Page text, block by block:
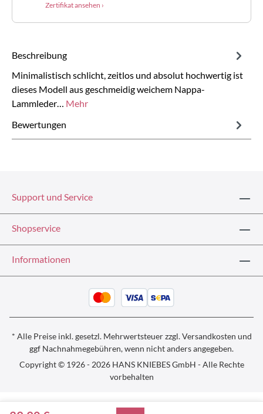
Zertifikat ansehen ›
Beschreibung
Minimalistisch schlicht, zeitlos und absolut hochwertig ist
dieses Modell aus geschmeidig weichem Nappa-
Lammleder… Mehr
Bewertungen
Support und Service
Shopservice
Informationen
* Alle Preise inkl. gesetzl. Mehrwertsteuer zzgl.Versandkosten und
ggf Nachnahmegebühren, wenn nicht anders angegeben.
Copyright © 1926 - 2026 HANS KNIEBES GmbH - Alle Rechte
vorbehalten